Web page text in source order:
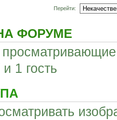
Перейти:
ФОРУМЕ
1 гость